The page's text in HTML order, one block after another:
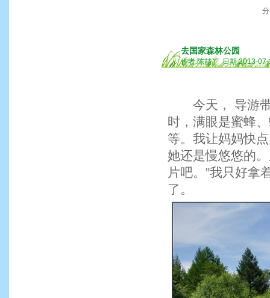
去国家森林公园
作者:陈喆丫 日期:2013-
今天， 导游带
时，满眼是蜜蜂
等。我让妈妈快
她还是慢悠悠的
片吧。”我只好拿
了。